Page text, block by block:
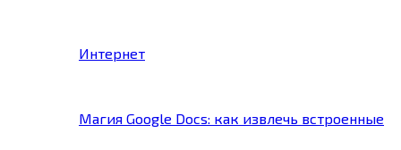
Интернет
Магия Google Docs: как извлечь встроенные